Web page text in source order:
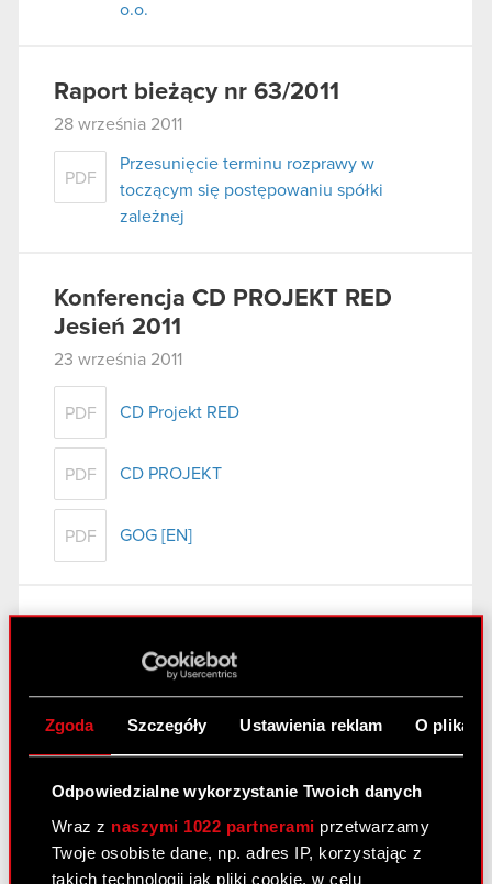
Zgoda Szczegóły Ustawienia reklam O
Odpowiedzialne wykorzystanie Twoich danych
Wraz z naszymi 1022 partnerami przetwarzamy
Twoje osobiste dane, np. adres IP, korzystając z
takich technologii jak pliki cookie, w celu
o.o.
Raport bieżący nr 63/2011
28 września 2011
PDF
Przesunięcie terminu rozprawy w
toczącym się postępowaniu spółki
zależnej
Konferencja CD PROJEKT RED
Jesień 2011
23 września 2011
PDF CD Projekt RED
PDF CD PROJEKT
PDF GOG [EN]
8 września 2011
PDF
Wygaśnięcie umowy poręczenia kredytu
spółki zależnej
7 września 2011